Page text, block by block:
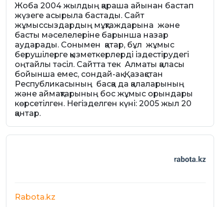
Жоба 2004 жылдың қараша айынан бастап
жүзеге асырыла бастады. Сайт
жұмыссыздардың мұқтаждарына және
басты мәселелеріне барынша назар
аударады. Сонымен қатар, бұл жұмыс
берушілерге қызметкерлерді іздестірудегі
оңтайлы тәсіл. Сайтта тек Алматы қаласы
бойынша емес, сондай-ақ Қазақстан
Республикасының басқа да қалаларының
және аймақтарының бос жұмыс орындары
көрсетілген. Негізделген күні: 2005 жыл 20
қантар.
Rabota.kz